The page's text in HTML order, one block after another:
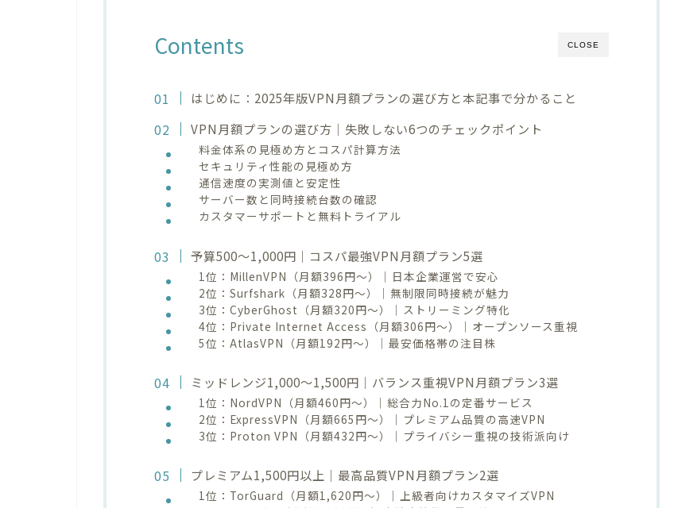
CLOSE
Contents
はじめに：2025年版VPN月額プランの選び方と本記事で分かること
VPN月額プランの選び方｜失敗しない6つのチェックポイント
料金体系の見極め方とコスパ計算方法
セキュリティ性能の見極め方
通信速度の実測値と安定性
サーバー数と同時接続台数の確認
カスタマーサポートと無料トライアル
予算500〜1,000円｜コスパ最強VPN月額プラン5選
1位：MillenVPN（月額396円〜）｜日本企業運営で安心
2位：Surfshark（月額328円〜）｜無制限同時接続が魅力
3位：CyberGhost（月額320円〜）｜ストリーミング特化
4位：Private Internet Access（月額306円〜）｜オープンソース重視
5位：AtlasVPN（月額192円〜）｜最安価格帯の注目株
ミッドレンジ1,000〜1,500円｜バランス重視VPN月額プラン3選
1位：NordVPN（月額460円〜）｜総合力No.1の定番サービス
2位：ExpressVPN（月額665円〜）｜プレミアム品質の高速VPN
3位：Proton VPN（月額432円〜）｜プライバシー重視の技術派向け
プレミアム1,500円以上｜最高品質VPN月額プラン2選
1位：TorGuard（月額1,620円〜）｜上級者向けカスタマイズVPN